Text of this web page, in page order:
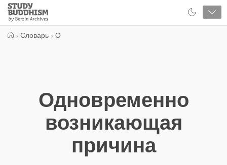
Close
Study
Buddhism
› Словарь › О
Одновременно
возникающая
причина